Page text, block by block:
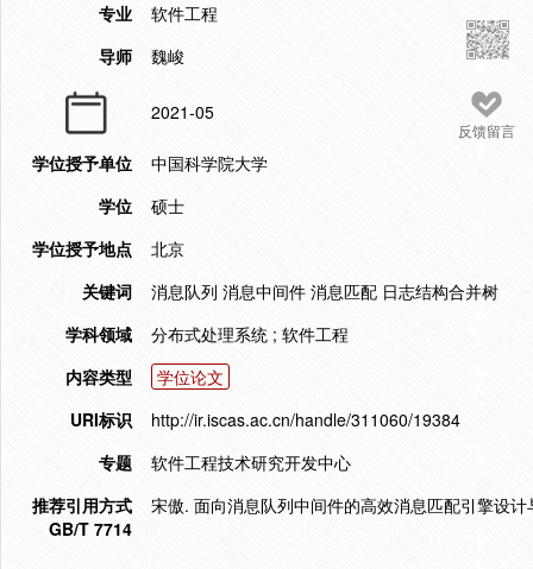
反馈留言
专业
软件工程
导师
魏峻
2021-05
学位授予单位
中国科学院大学
学位
硕士
学位授予地点
北京
关键词
消息队列 消息中间件 消息匹配 日志结构合并树
学科领域
分布式处理系统 ; 软件工程
内容类型
学位论文
URI标识
http://ir.iscas.ac.cn/handle/311060/19384
专题
软件工程技术研究开发中心
推荐引用方式
GB/T 7714
宋傲. 面向消息队列中间件的高效消息匹配引擎设